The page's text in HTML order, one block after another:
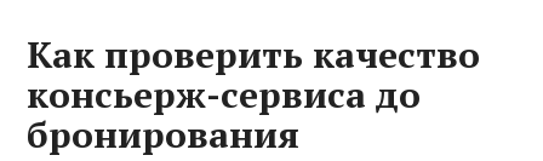
Как проверить качество
консьерж-сервиса до
бронирования